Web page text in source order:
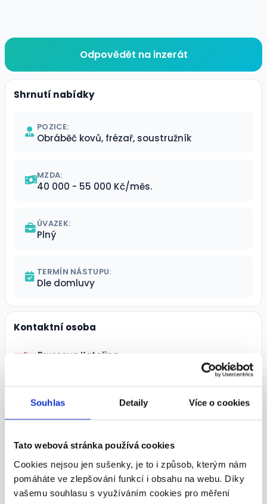
Souhlas Detaily Více o cookies
Tato webová stránka používá cookies
Cookies nejsou jen sušenky, je to i způsob, kterým nám
pomáháte ve zlepšování funkcí i obsahu na webu. Díky
vašemu souhlasu s využíváním cookies pro měření
Odpovědět na inzerát
Shrnutí nabídky
POZICE:
Obráběč kovů, frézař, soustružník
MZDA:
40 000 - 55 000 Kč/měs.
ÚVAZEK:
Plný
TERMÍN NÁSTUPU:
Dle domluvy
Kontaktní osoba
Brussova Kateřina
Podobné nabídky
TOP